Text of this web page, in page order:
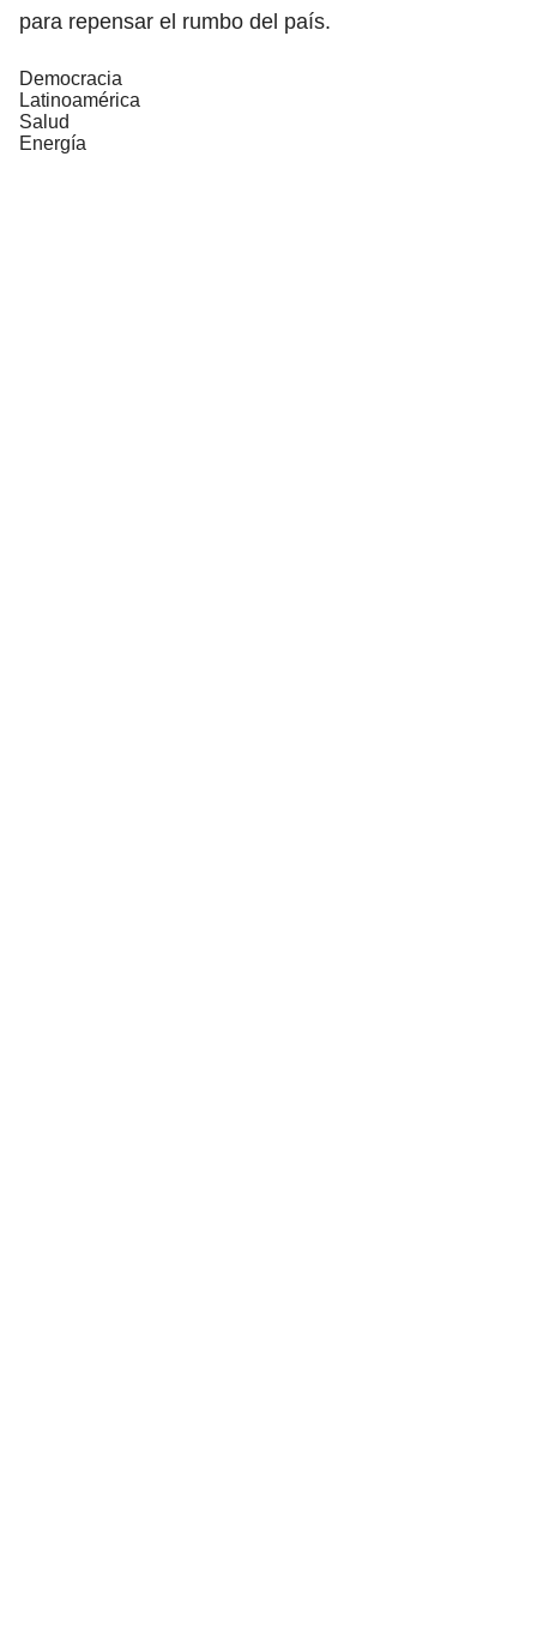
para repensar el rumbo del país.
Democracia
Latinoamérica
Salud
Energía